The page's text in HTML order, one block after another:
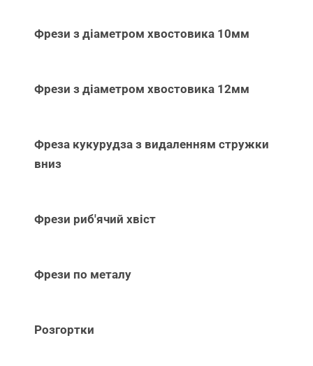
Фрези з діаметром хвостовика 10мм
Фрези з діаметром хвостовика 12мм
Фреза кукурудза з видаленням стружки
вниз
Фрези риб'ячий хвіст
Фрези по металу
Розгортки